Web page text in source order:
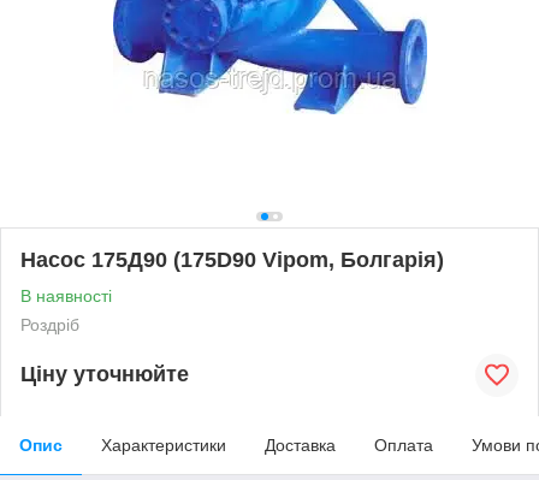
Насос 175Д90 (175D90 Vipom, Болгарія)
В наявності
Роздріб
Ціну уточнюйте
Опис Характеристики Доставка Оплата Умови